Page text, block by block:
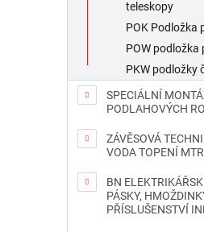
teleskopy
POK Podložka
POW podložka
PKW podložky
SPECIÁLNÍ
PODLAHOVÝCH
ZÁVĚSOVÁ
VODA TOPENÍ MTR
BN
PÁSKY,
PŘÍSLUŠENSTVÍ